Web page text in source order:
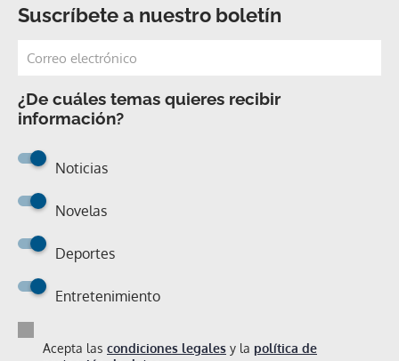
Suscríbete a nuestro boletín
¿De cuáles temas quieres recibir
información?
Noticias
Novelas
Deportes
Entretenimiento
Acepta las condiciones legales y la política de